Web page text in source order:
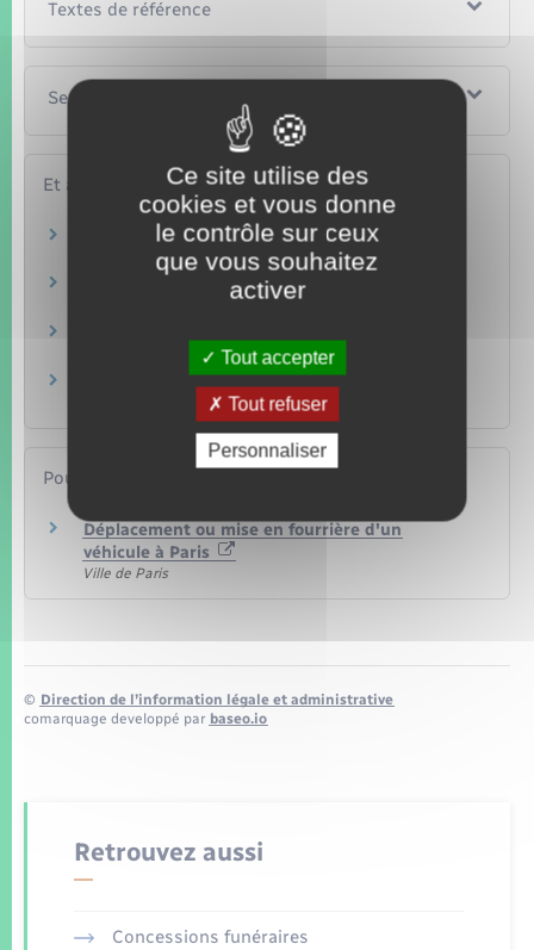
Textes de référence
Services en ligne et formulaires
Et aussi
Infractions routières
Transports – Mobilité
Permis de conduire
Transports – Mobilité
Confiscation du véhicule
Transports – Mobilité
Pour en savoir plus
Déplacement ou mise en fourrière d'un
véhicule à Paris
Ville de Paris
© Direction de l’information légale et administrative
comarquage developpé par baseo.io
Retrouvez aussi
Concessions funéraires
Ce site utilise des
cookies et vous donne
le contrôle sur ceux
que vous souhaitez
activer
Tout accepter
Tout refuser
Personnaliser